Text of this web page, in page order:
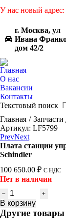
У нас новый адрес:
г. Москва, ул
Ивана
дом 42/2
Главная
О нас
Вакансии
Контакты
Текстовый поиск
You are here:
Главная
Артикул: LF5799
PrevNext
Плата станции
Schindler
100 650.00 ₽ С НДС
Нет в наличии
Количество
товара
Плата
В корзину
Другие товары